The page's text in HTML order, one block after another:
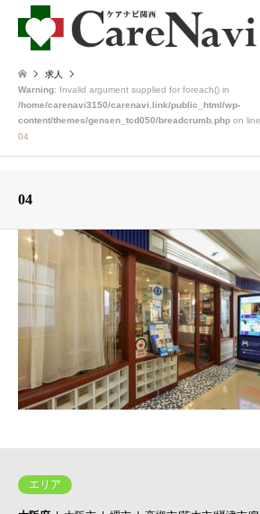
求人
Warning: Invalid argument supplied for foreach() in
/home/carenavi3150/carenavi.link/public_html/wp-
content/themes/gensen_tcd050/breadcrumb.php on line
04
04
エリア